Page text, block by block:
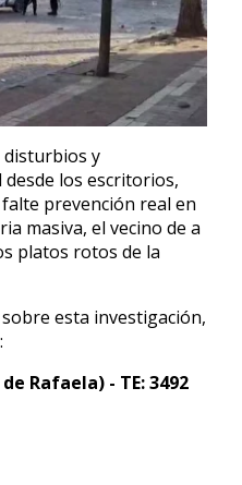
disturbios y
los escritorios,
prevención real en
masiva, el vecino de a
platos rotos de la
esta investigación,
Rafaela) - TE: 3492